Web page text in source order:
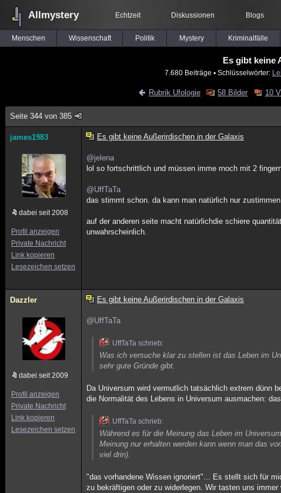
Allmystery Echtzeit Diskussionen Blogs
Menschen Wissenschaft Politik Mystery Kriminalfälle
Es gibt keine
7.680 Beiträge ▪ Schlüsselwörter:
Rubrik Ufologie 58 Bilder 10
Seite 344 von 385
james1983
dabei seit 2008
Profil anzeigen
Private Nachricht
Link kopieren
Lesezeichen setzen
Es gibt keine Außerirdischen in der Galaxis
@jelena
lol so fortschrittlich und müssen imme rnoch mit 2
@UffTaTa
das stimmt schon. da kann man natürlich nur
auf der anderen seite macht natürlichdie schiere
unwahrscheinlich.
Dazzler
dabei seit 2009
Profil anzeigen
Private Nachricht
Link kopieren
Lesezeichen setzen
Es gibt keine Außerirdischen in der Galaxis
@UffTaTa
UffTaTa schrieb:
Was ich versuche klar zu stellen ist das Leben im
sehr gute Gründe gibt.
Da Universum wird vermutlich tatsächlich extrem dünn
die Normalität des Lebens in Universum ausmachen:
UffTaTa schrieb:
Während es für die Meinung das Leben im
Meinung nur erhalten werden kann wenn man das
viel drin).
"das vorhandene Wissen ignoriert"... Es stellt sich für
zu bekräftigen oder zu widerlegen. Wir tasten uns